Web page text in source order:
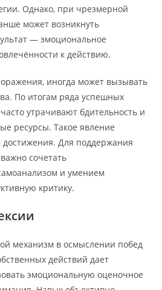
Однако, при чрезмерной
может возникнуть
— эмоциональное
к действию.
иногда может вызывать
По итогам ряда успешных
утрачивают бдительность и
ресурсы. Такое явление
достижения. Для поддержания
сочетать
и умением
критику.
механизм в осмыслении побед
действий дает
эмоциональную оценочное